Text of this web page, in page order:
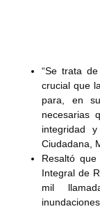
“Se trata
crucial que
para, en
necesarias
integridad
Ciudadana,
Resaltó
Integral de
mil